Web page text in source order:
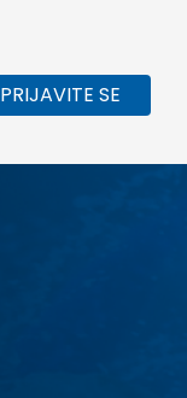
PRIJAVITE SE